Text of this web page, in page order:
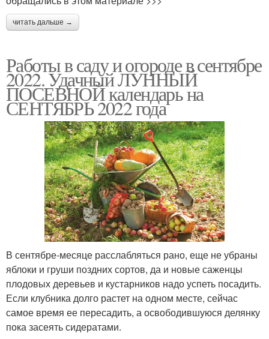
читать дальше →
Работы в саду и огороде в сентябре
2022. Удачный ЛУННЫЙ
ПОСЕВНОЙ календарь на
СЕНТЯБРЬ 2022 года
В сентябре-месяце расслабляться рано, еще не убраны
яблоки и груши поздних сортов, да и новые саженцы
плодовых деревьев и кустарников надо успеть посадить.
Если клубника долго растет на одном месте, сейчас
самое время ее пересадить, а освободившуюся делянку
пока засеять сидератами.